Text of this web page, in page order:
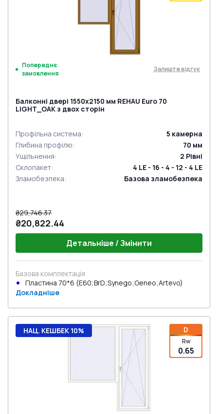
Попереднє
замовлення
Залиште відгук
Балконні двері 1550x2150 мм REHAU Euro 70
LIGHT_OAK з двох сторін
Профільна система: 5 камерна
Глибина профілю: 70 мм
Ущільнення: 2 Рівні
Склопакет:
4 LE - 16 - 4 - 12 - 4 LE
Зламобезпека: Базова зламобезпека
₴29,746.37
₴20,822.44
Детальніше / Змінити
Базова комплектація
Пластина 70*6 (E60;BrD;Synego;Geneo;Artevo)
Докладніше
D
Rw
0.65
НАЦ. КЕШБЕК 10%